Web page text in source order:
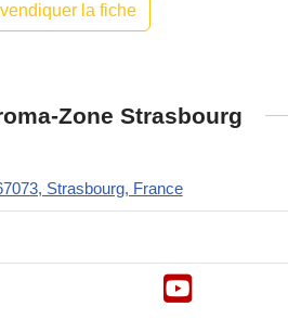
la fiche
Zone Strasbourg
Strasbourg, France